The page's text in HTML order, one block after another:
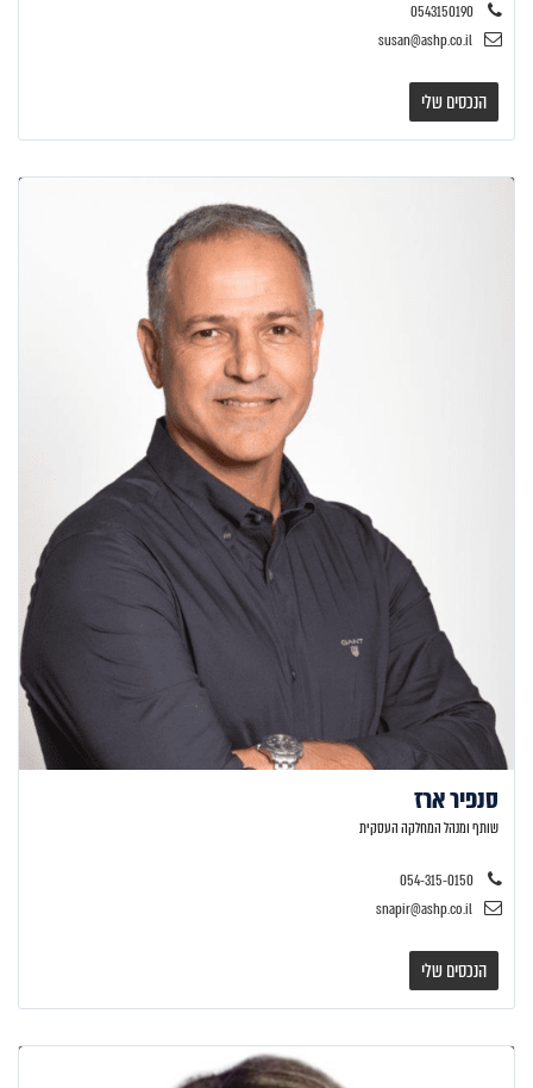
0543150190
susan@ashp.co.il
הנכסים שלי
סנפיר ארז
שותף ומנהל המחלקה העסקית
054-315-0150
snapir@ashp.co.il
הנכסים שלי